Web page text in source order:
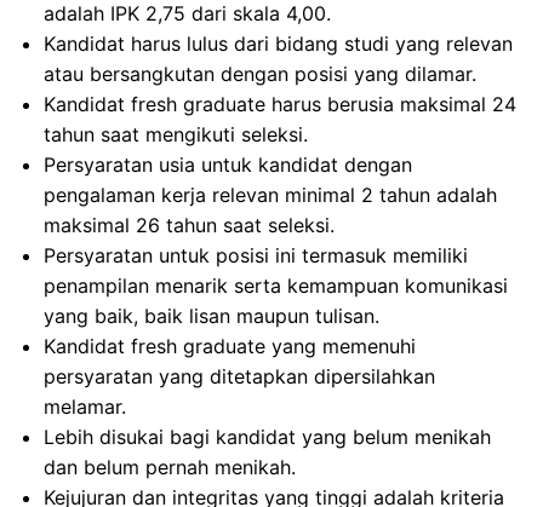
adalah IPK 2,75 dari skala 4,00.
Kandidat harus lulus dari bidang studi yang relevan
atau bersangkutan dengan posisi yang dilamar.
Kandidat fresh graduate harus berusia maksimal 24
tahun saat mengikuti seleksi.
Persyaratan usia untuk kandidat dengan
pengalaman kerja relevan minimal 2 tahun adalah
maksimal 26 tahun saat seleksi.
Persyaratan untuk posisi ini termasuk memiliki
penampilan menarik serta kemampuan komunikasi
yang baik, baik lisan maupun tulisan.
Kandidat fresh graduate yang memenuhi
persyaratan yang ditetapkan dipersilahkan
melamar.
Lebih disukai bagi kandidat yang belum menikah
dan belum pernah menikah.
Kejujuran dan integritas yang tinggi adalah kriteria